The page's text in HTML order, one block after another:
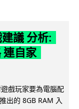
議 分析:
自家
戲玩家要為電腦配
出的 8GB RAM 入